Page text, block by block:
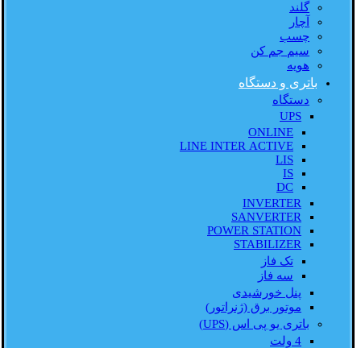
گلند
آچار
چسب
سیم جم کن
هویه
باتری و دستگاه
دستگاه
UPS
ONLINE
LINE INTER ACTIVE
LIS
IS
DC
INVERTER
SANVERTER
POWER STATION
STABILIZER
تک فاز
سه فاز
پنل خورشیدی
موتور برق (ژنراتور)
باتری یو پی اس (UPS)
4 ولت